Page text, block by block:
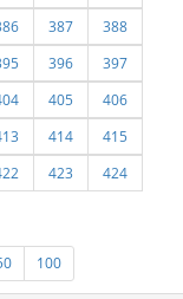
387
388
396
397
405
406
414
415
423
424
100